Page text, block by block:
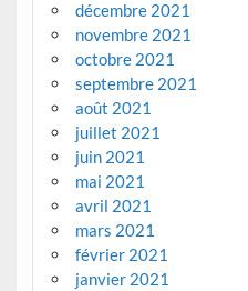
décembre 2021
novembre 2021
octobre 2021
septembre 2021
août 2021
juillet 2021
juin 2021
mai 2021
avril 2021
mars 2021
février 2021
janvier 2021